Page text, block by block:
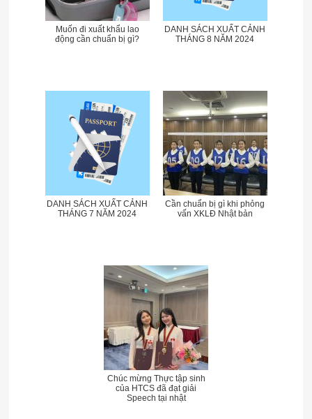
Muốn đi xuất khẩu lao
động cần chuẩn bị gì?
DANH SÁCH XUẤT CẢNH
THÁNG 8 NĂM 2024
DANH SÁCH XUẤT CẢNH
THÁNG 7 NĂM 2024
Cần chuẩn bị gì khi phỏng
vấn XKLĐ Nhật bản
Chúc mừng Thực tập sinh
của HTCS đã đạt giải
Speech tại nhật